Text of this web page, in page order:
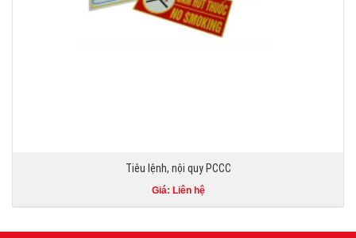
Tiêu lệnh, nội quy PCCC
Giá: Liên hệ